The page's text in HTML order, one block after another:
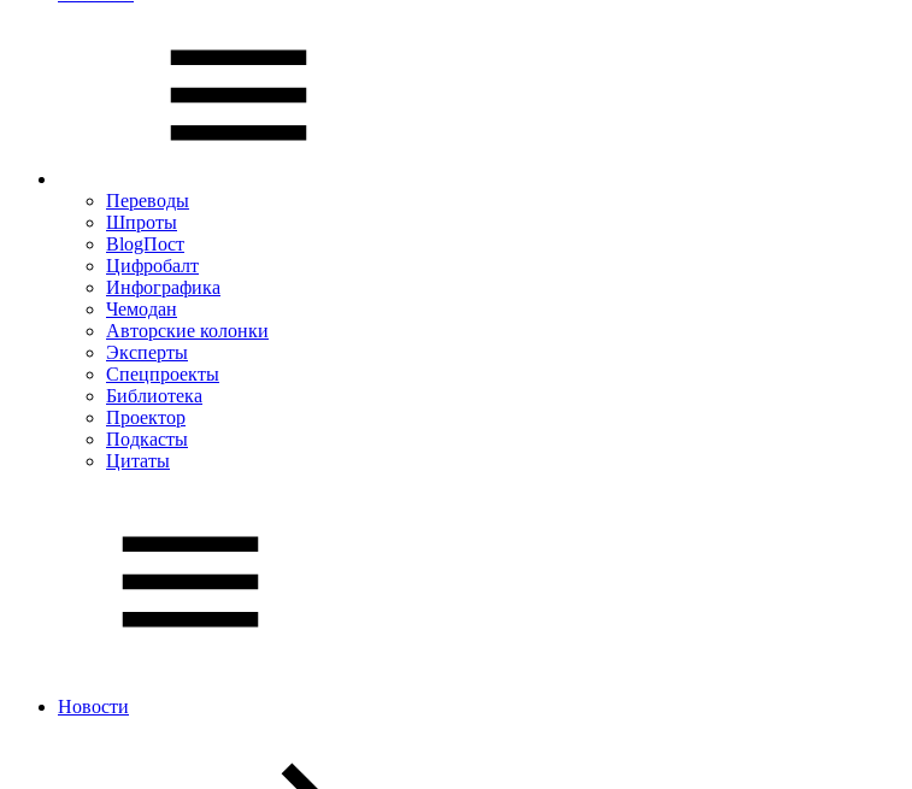
Переводы
Шпроты
BlogПост
Цифробалт
Инфографика
Чемодан
Авторские колонки
Эксперты
Спецпроекты
Библиотека
Проектор
Подкасты
Цитаты
Новости